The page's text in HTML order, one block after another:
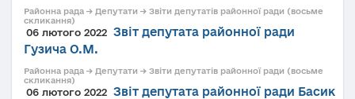
Районна рада → Депутати → Звіти депутатів районної ради (восьме
скликання)
06 лютого 2022 Звіт депутата районної ради
Гузича О.М.
Районна рада → Депутати → Звіти депутатів районної ради (восьме
скликання)
06 лютого 2022 Звіт депутата районної ради Басик